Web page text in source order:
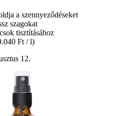
a szennyeződéseket
szagokat
tisztításához
Ft / l)
12.